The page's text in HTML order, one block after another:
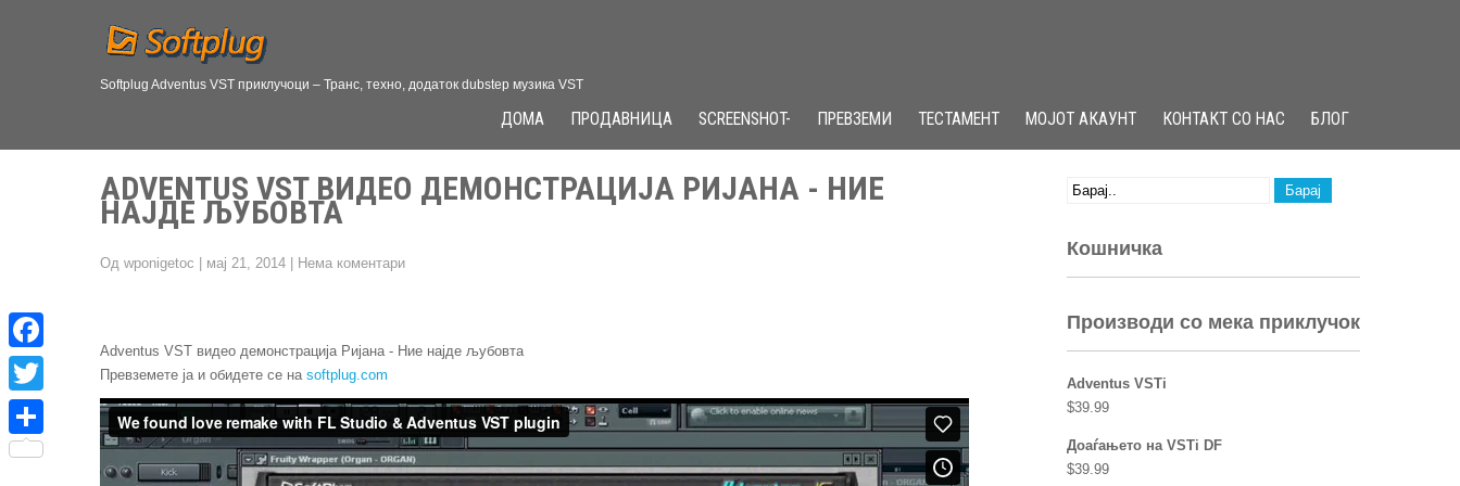
Softplug Adventus VST приклучоци – Транс, техно, додаток dubstep музика VST
ДОМА ПРОДАВНИЦА SCREENSHOT- ПРЕВЗЕМИ ТЕСТАМЕНТ МОЈОТ АКАУНТ КОНТАКТ СО НАС БЛОГ
ADVENTUS VST ВИДЕО ДЕМОНСТРАЦИЈА РИЈАНА - НИЕ
НАЈДЕ ЉУБОВТА
Од wponigetoc мај 21, 2014 Нема коментари
Adventus VST видео демонстрација Ријана - Ние најде љубовта
Превземете ја и обидете се на softplug.com
Кошничка
Производи со мека приклучок
Adventus VSTi
$39.99
Доаѓањето на VSTi DF
$39.99
F
a
c
T
w
S